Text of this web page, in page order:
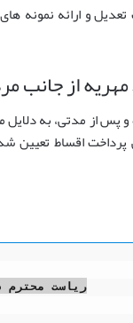
و ارائه نمونه
از جانب
پس از مدتی، به
پرداخت اقساط
ریاست محترم